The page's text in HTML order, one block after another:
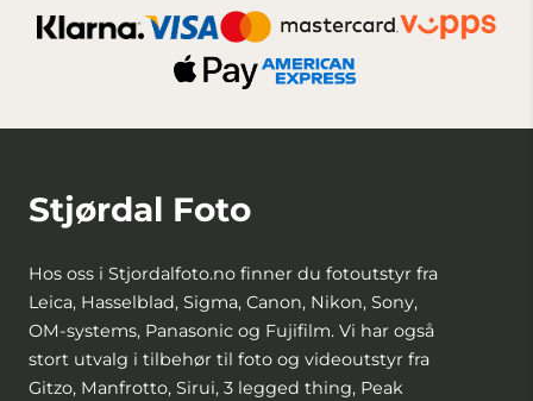
Stjørdal Foto
Hos oss i Stjordalfoto.no finner du fotoutstyr fra
Leica, Hasselblad, Sigma, Canon, Nikon, Sony,
OM-systems, Panasonic og Fujifilm. Vi har også
stort utvalg i tilbehør til foto og videoutstyr fra
Gitzo, Manfrotto, Sirui, 3 legged thing, Peak